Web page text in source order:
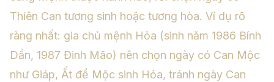
Thiên Can tương sinh hoặc tương hòa. Ví dụ rõ
ràng nhất: gia chủ mệnh Hỏa (sinh năm 1986 Bính
Dần, 1987 Đinh Mão) nên chọn ngày có Can Mộc
như Giáp, Ất để Mộc sinh Hỏa, tránh ngày Can